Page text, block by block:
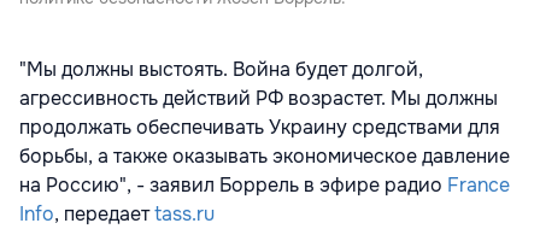
"Мы должны выстоять. Война будет долгой,
агрессивность действий РФ возрастет. Мы должны
продолжать обеспечивать Украину средствами для
борьбы, а также оказывать экономическое давление
на Россию", - заявил Боррель в эфире радио France
Info, передаетtass.ru